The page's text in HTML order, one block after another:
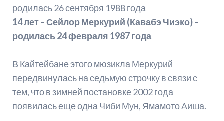
родилась 26 сентября 1988 года
14 лет – Сейлор Меркурий (Кавабэ Чиэко) –
родилась 24 февраля 1987 года
В Кайтейбане этого мюзикла Меркурий
передвинулась на седьмую строчку в связи с
тем, что в зимней постановке 2002 года
появилась еще одна Чиби Мун, Ямамото Аиша.